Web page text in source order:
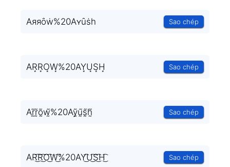
Aяяȏẇ%20Aʏȗṡһ Sao chép
AR͙R͙O͙W͙%20AY͙U͙S͙H͙ Sao chép
Ar̰̃r̰̃õ̰w̰̃%20Aỹ̰ṵ̃s̰̃h̰̃ Sao chép
AR͜͡R͜͡O͜͡W͜͡%20AY͜͡U͜͡S͜͡H͜͡ Sao chép